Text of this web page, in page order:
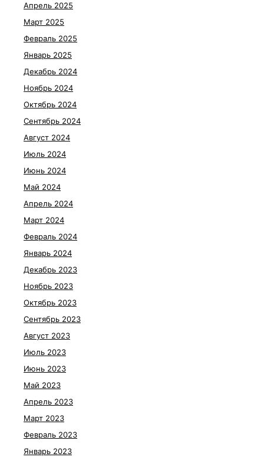
Апрель 2025
Март 2025
Февраль 2025
Январь 2025
Декабрь 2024
Ноябрь 2024
Октябрь 2024
Сентябрь 2024
Август 2024
Июль 2024
Июнь 2024
Май 2024
Апрель 2024
Март 2024
Февраль 2024
Январь 2024
Декабрь 2023
Ноябрь 2023
Октябрь 2023
Сентябрь 2023
Август 2023
Июль 2023
Июнь 2023
Май 2023
Апрель 2023
Март 2023
Февраль 2023
Январь 2023